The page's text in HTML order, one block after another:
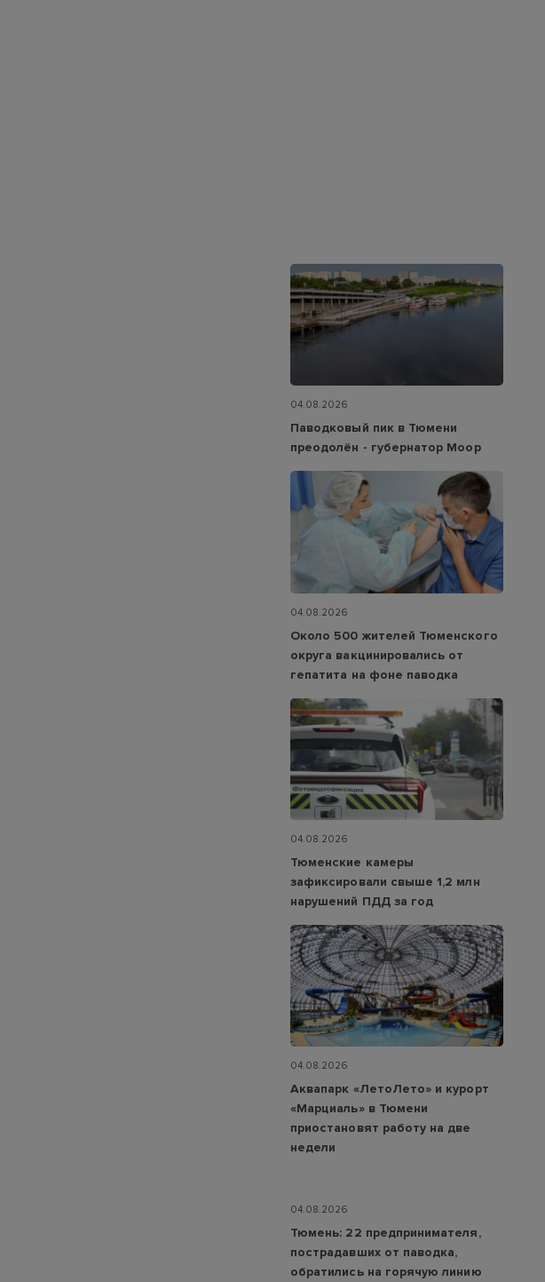
04.08.2026
Паводковый пик в Тюмени
преодолён - губернатор Моор
04.08.2026
Около 500 жителей Тюменского
округа вакцинировались от
гепатита на фоне паводка
04.08.2026
Тюменские камеры
зафиксировали свыше 1,2 млн
нарушений ПДД за год
04.08.2026
Аквапарк «ЛетоЛето» и курорт
«Марциаль» в Тюмени
приостановят работу на две
недели
04.08.2026
Тюмень: 22 предпринимателя,
пострадавших от паводка,
обратились на горячую линию